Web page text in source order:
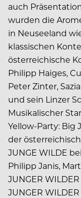
auch
wurden die
in Neuseeland
klassischen
österreichische
Philipp Haiges,
Peter Zinter,
und sein Linzer
Musikalischer
Yellow-Party:
der
JUNGE WILDE
Philipp Janis,
JUNGER
JUNGER